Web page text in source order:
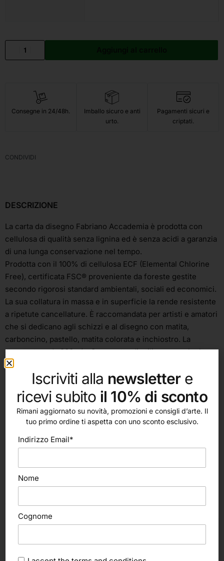
Consegne in 24/48h.
Imballo sicuro e anti
urto.
Pagamenti sicuri e
criptati.
CONDIVIDI
DESCRIZIONE
La carta da disegno Fabriano Accademia è prodotta con
cellulosa di qualità senza lignina ed è senza acidi a garanzia
di una lunga conservazione nel tempo.
Prodotta con il 100% di cellulosa ECF (Elemental Chlorine
Free), certificata FSC® proveniente da foreste gestite
secondo rigorosi standard ambientali, sociali ed economici.
La sua collatura in massa e in superficie la rende resistente
a ripetute cancellature. È raccomandata per artisti e amatori
che si dedicano agli schizzi e al disegno con matita,
carboncino, pastello, matita colorata e inchiostro. La
grammatura da 200 g/m 2 permette di utilizzare anche la
tecnica della gouache.
Peso o spessore 200 g/m2
Blocchi collati 1 lato: 14,8×21 cm, 21×29,7 cm, 29,7×42 cm.
Iscriviti alla newslettere
ricevi subito il 10% di sconto
Rimani aggiornato su novità, promozioni e consigli d’arte. Il
tuo primo ordine ti aspetta con uno sconto esclusivo.
Indirizzo Email*
Nome
Cognome